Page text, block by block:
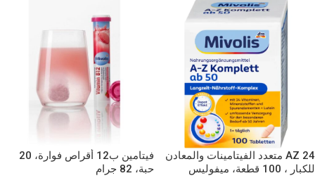
AZ 24 متعدد الفيتامينات والمعادن
للكبار ، 100 قطعة، ميفوليس
فيتامين ب12 أقراص فوارة، 20
حبة، 82 جرام